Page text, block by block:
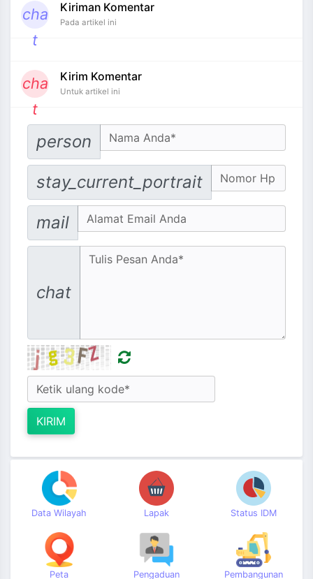
cha
t
Kiriman Komentar
Pada artikel ini
cha
t
Kirim Komentar
Untuk artikel ini
person
stay_current_portrait
Email address
mail
chat
KIRIM
Data Wilayah Lapak Status IDM
Peta Pengaduan Pembangunan